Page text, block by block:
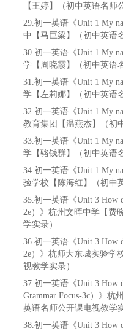
【王婷】（初中英语名师
29.初一英语《Unit 1 My
中【马巨梁】（初中英语
30.初一英语《Unit 1 My
学【周晓霞】（初中英语
31.初一英语《Unit 1 My
学【左莉娜】（初中英语
32.初一英语《Unit 1 My
教育集团【温燕杰】（初
33.初一英语《Unit 1 My
学【骆钱群】（初中英语
34.初一英语《Unit 1 My
验学校【陈海红】（初中
35.初一英语《Unit 3 How
2e）》杭州文晖中学【费
学实录）
36.初一英语《Unit 3 How
2e）》杭师大东城实验学
视教学实录）
37.初一英语《Unit 3 How
Grammar Focus-3c）》
英语名师公开课电视教学
38.初一英语《Unit 3 How